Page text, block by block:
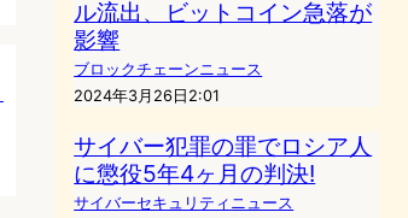
ル流出、ビットコイン急落が
影響
ブロックチェーンニュース
2024年3月26日2:01
サイバー犯罪の罪でロシア人
に懲役5年4ヶ月の判決!
サイバーセキュリティニュース